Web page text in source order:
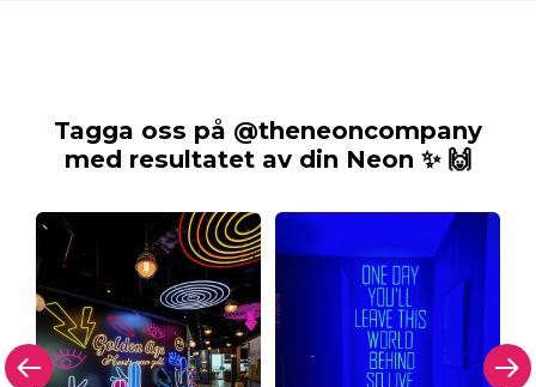
Tagga oss på @theneoncompany
med resultatet av din Neon ✨ 🙌